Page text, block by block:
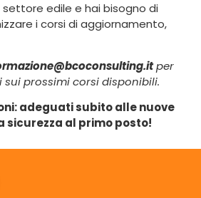
settore edile e hai bisogno di
i corsi di aggiornamento,
per
prossimi corsi disponibili.
adeguati subito alle nuove
sicurezza al primo posto!